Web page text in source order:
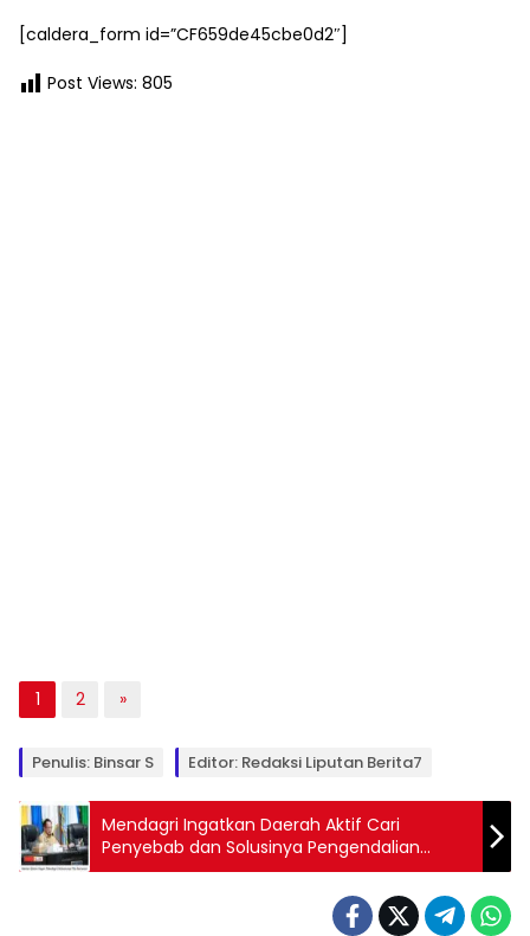
[caldera_form id=”CF659de45cbe0d2″]
Post Views: 805
1 2 »
Penulis: Binsar S Editor: Redaksi Liputan Berita7
Mendagri Ingatkan Daerah Aktif Cari
Penyebab dan Solusinya Pengendalian
Inflasi